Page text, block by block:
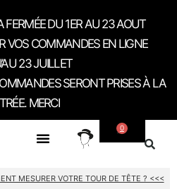
FERMÉE DU 1ER AU 23 AOUT
VOS COMMANDES EN LIGNE
23 JUILLET
SERONT PRISES À LA
MERCI
0
MESURER VOTRE TOUR DE TÊTE ? <<<